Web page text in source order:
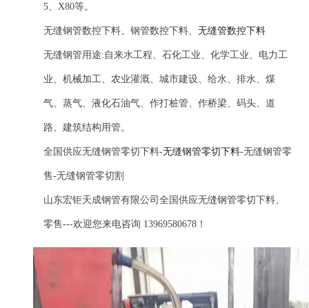
5、X80等。
无缝钢管数控下料、钢管数控下料、 无缝管数控下料
无缝钢管用途:自来水工程、石化工业、化学工业、电力工
业、机械加工、农业灌溉、城市建设、给水、排水、煤
气、蒸气、液化石油气、作打桩管、作桥梁、码头、道
路、建筑结构用管。
全国供应无缝钢管零切下料-无缝钢管零切下料-无缝钢管零
售-无缝钢管零切割
山东宏钜天成钢管有限公司全国供应无缝钢管零切下料、
零售---欢迎您来电咨询 13969580678！